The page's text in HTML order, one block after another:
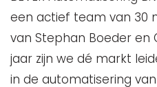
een actief team van 30
van Stephan Boeder en
jaar zijn we dé markt
in de automatisering van